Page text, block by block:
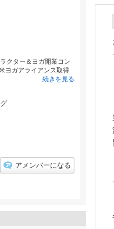
クター＆ヨガ開業コン
ヨガアライアンス取得
続きを見る
アメンバーになる